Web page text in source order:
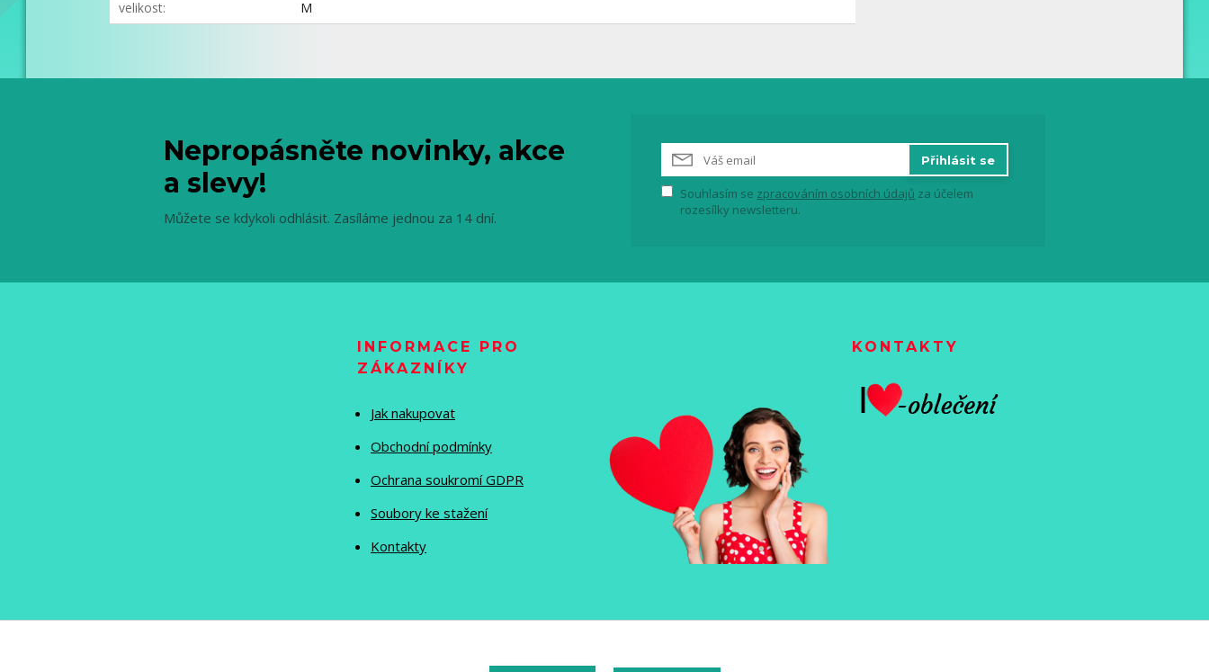
velikost
M
Nepropásněte novinky, akce
a slevy!
Můžete se kdykoli odhlásit. Zasíláme jednou za 14 dní.
Přihlásit se
Souhlasím se zpracováním osobních údajů za účelem
rozesílky newsletteru.
INFORMACE PRO
ZÁKAZNÍKY
Jak nakupovat
Obchodní podmínky
Ochrana soukromí GDPR
Soubory ke stažení
Kontakty
KONTAKTY